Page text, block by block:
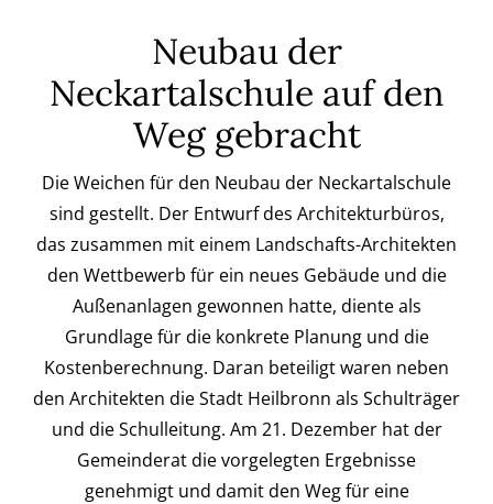
Neubau der
Neckartalschule auf den
Weg gebracht
Die Weichen für den Neubau der Neckartalschule
sind gestellt. Der Entwurf des Architekturbüros,
das zusammen mit einem Landschafts-Architekten
den Wettbewerb für ein neues Gebäude und die
Außenanlagen gewonnen hatte, diente als
Grundlage für die konkrete Planung und die
Kostenberechnung. Daran beteiligt waren neben
den Architekten die Stadt Heilbronn als Schulträger
und die Schulleitung. Am 21. Dezember hat der
Gemeinderat die vorgelegten Ergebnisse
genehmigt und damit den Weg für eine